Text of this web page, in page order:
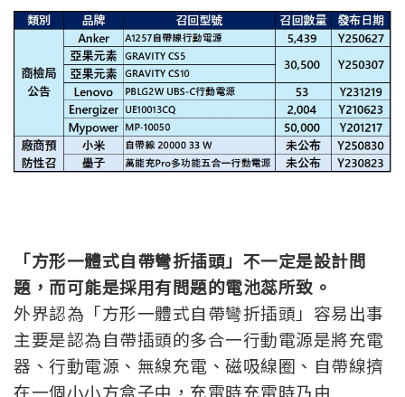
「方形一體式自帶彎折插頭」不一定是設計問
題，而可能是採用有問題的電池蕊所致。
外界認為「方形一體式自帶彎折插頭」容易出事
主要是認為自帶插頭的多合一行動電源是將充電
器、行動電源、無線充電、磁吸線圈、自帶線擠
在一個小小方盒子中，充電時充電時乃由